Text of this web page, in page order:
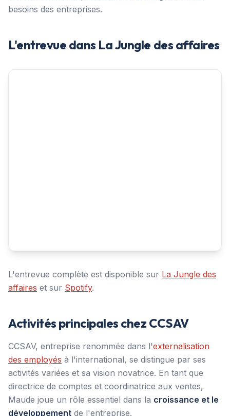
besoins des entreprises.
L'entrevue dans La Jungle des affaires
L'entrevue complète est disponible sur La Jungle des
affaires et sur Spotify.
Activités principales chez CCSAV
CCSAV, entreprise renommée dans l'externalisation
des employés à l'international, se distingue par ses
activités variées et sa vision novatrice. En tant que
directrice de comptes et coordinatrice aux ventes,
Maude joue un rôle essentiel dans la croissance et le
développement de l'entreprise.